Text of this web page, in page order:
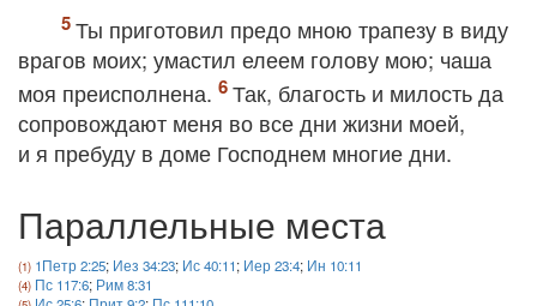
Ты приготовил предо мною трапезу в виду
врагов моих; умастил елеем голову мою; чаша
моя преисполнена.
Так, благость и милость да
сопровождают меня во все дни жизни моей,
и я пребуду в доме Господнем многие дни.
Параллельные места
1Петр 2:25; Иез 34:23; Ис 40:11; Иер 23:4; Ин 10:11
Пс 117:6; Рим 8:31